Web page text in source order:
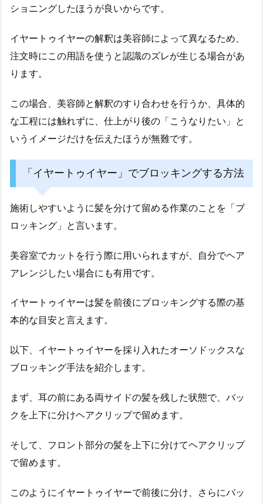
ショニングしたほうが良いからです。
イヤートゥイヤーの解釈は美容師によって異なるため、
注文時にこの用語を使うと認識のズレが生じる場合があ
ります。
この場合、美容師と解釈のすり合わせを行うか、具体的
な工程には触れずに、仕上がり後の「こうなりたい」と
いうイメージだけを伝えたほうが無難です。
「イヤートゥイヤー」でブロッキングする方法
施術しやすいように髪を分けて留める作業のことを「ブ
ロッキング」と言います。
美容室でカットを行う際に用いられますが、自分でヘア
アレンジしたい場合にも有用です。
イヤートゥイヤーは髪を前後にブロッキングする際の基
本的な目安と言えます。
以下、イヤートゥイヤーを採り入れたオーソドックスな
ブロッキング手法を紹介します。
まず、耳の前にある両サイドの髪を残した状態で、バッ
クを上下に分けヘアクリップで留めます。
そして、フロント部分の髪を上下に分けてヘアクリップ
で留めます。
このようにイヤートゥイヤーで前後に分け、さらにバッ